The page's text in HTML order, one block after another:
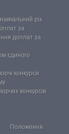
рік
за
доплат за
єдиного
конкурси
конкурсів
Положення